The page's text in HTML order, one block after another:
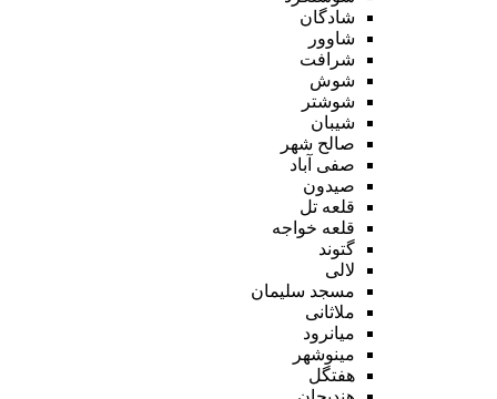
شادگان
شاوور
شرافت
شوش
شوشتر
شیبان
صالح شهر
صفی آباد
صیدون
قلعه تل
قلعه خواجه
گتوند
لالی
مسجد سلیمان
ملاثانی
میانرود
مینوشهر
هفتگل